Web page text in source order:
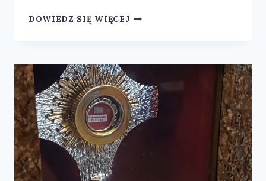
DOWIEDZ SIĘ WIĘCEJLITURGICZNE